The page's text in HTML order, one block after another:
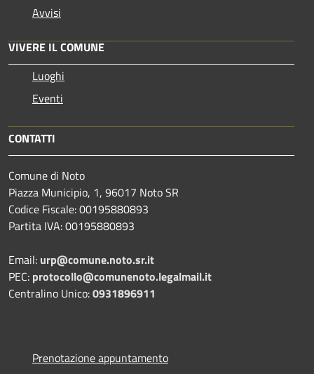
Avvisi
VIVERE IL COMUNE
Luoghi
Eventi
CONTATTI
Comune di Noto
Piazza Municipio, 1, 96017 Noto SR
Codice Fiscale: 00195880893
Partita IVA: 00195880893
Email: urp@comune.noto.sr.it
PEC: protocollo@comunenoto.legalmail.it
Centralino Unico:0931896911
Prenotazione appuntamento